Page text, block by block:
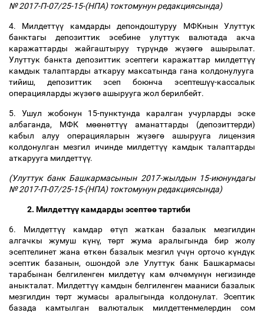
№ 2017-П-07/25-15-(НПА) токтомунун редакциясында)
4. Милдеттүү камдарды депондоштуруу МФКнын Улуттук
банктагы депозиттик эсебине улуттук валютада акча
каражаттарды жайгаштыруу түрүндө жүзөгө ашырылат.
Улуттук банкта депозиттик эсептеги каражаттар милдеттүү
камдык талаптарды аткаруу максатында гана колдонулууга
тийиш, депозиттик эсеп боюнча эсептешүү-кассалык
операцияларды жүзөгөашырууга жол берилбейт.
5. Ушул жобонун 15-пунктунда каралган учурларды эске
албаганда, МФК мөөнөттүү аманаттарды (депозиттерди)
кабыл алуу операцияларын жүзөгө ашырууга лицензия
колдонулган мезгил ичинде милдеттүү камдык талаптарды
аткарууга милдеттүү.
(Улуттук банк Башкармасынын 2017-жылдын 15-июнундагы
№ 2017-П-07/25-15-(НПА) токтомунун редакциясында)
2. Милдеттүүкамдарды эсептөөтартиби
6. Милдеттүүкамдар өтүп жаткан базалык мезгилдин
алгачкы жумуш күнү, төрт жума аралыгында бир жолу
эсептелинет жана өткөн базалык мезгилүчүн орточо күндүк
эсептик базанын, ошондой эле Улуттук банк Башкармасы
тарабынан белгиленген милдетүү кам өлчөмүнүн негизинде
аныкталат. Милдеттүү камдын белгиленген мааниси базалык
мезгилдин төрт жумасы аралыгында колдонулат. Эсептик
базада камтылган валюталык милдеттенмелердин сом